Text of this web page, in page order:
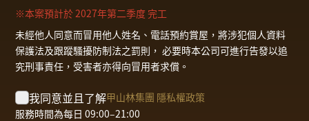
※本案預計於2027年第二季度完工
未經他人同意而冒用他人姓名、電話預約賞屋，將涉犯個人資料
保護法及跟蹤騷擾防制法之罰則， 必要時本公司可進行告發以追
究刑事責任，受害者亦得向冒用者求償。
我同意並且了解甲山林集團 隱私權政策
服務時間為每日 09:00–21:00